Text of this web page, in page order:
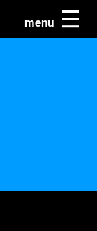
menu